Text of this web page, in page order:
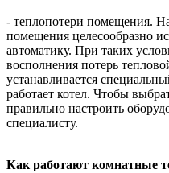
- теплопотери помещения.
помещения целесообразно
автоматику. При таких
восполнения потерь
устанавливается
работает котел. Чтобы
правильно настроить
специалисту.
Как работают комнатные